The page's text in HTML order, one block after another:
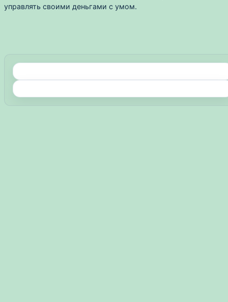
управлять своими деньгами с умом.